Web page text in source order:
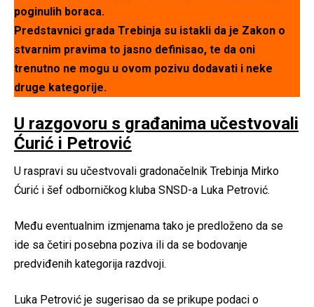
poginulih boraca.
Predstavnici grada Trebinja su istakli da je Zakon o
stvarnim pravima to jasno definisao, te da oni
trenutno ne mogu u ovom pozivu dodavati i neke
druge kategorije.
U razgovoru s građanima učestvovali
Ćurić i Petrović
U raspravi su učestvovali gradonačelnik Trebinja Mirko
Ćurić i šef odborničkog kluba SNSD-a Luka Petrović.
Među eventualnim izmjenama tako je predloženo da se
ide sa četiri posebna poziva ili da se bodovanje
predviđenih kategorija razdvoji.
Luka Petrović je sugerisao da se prikupe podaci o